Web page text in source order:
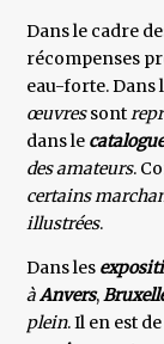
Dans le cadre
récompenses
eau-forte. Dans
œuvressont
dans le
des amateurs.
certains
illustrées.
Dans les
àAnvers,
plein. Il en est